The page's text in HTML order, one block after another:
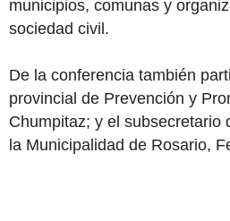
municipios, comunas y
sociedad civil.
De la conferencia también
provincial de Prevención y
Chumpitaz; y el subsecretario
la Municipalidad de Rosario,